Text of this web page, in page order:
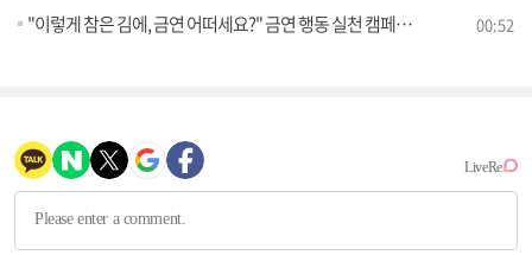
"이렇게 참은 김에, 금연 어떠세요?" 금연 행동 실천 캠페인 전개 00:52